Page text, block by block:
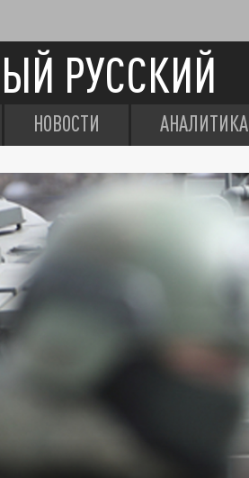
РУССКИЙ
НОВОСТИ АНАЛИТИКА